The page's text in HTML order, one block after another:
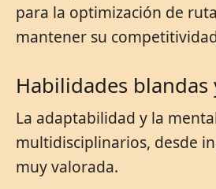
para la optimización de
mantener su
Habilidades
La adaptabilidad y la
multidisciplinarios, desde
muy valorada.